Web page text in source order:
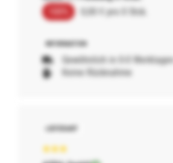
0,00 € pro 0 Stck.
Gewöhnlich in 0-0 Werktagen
Keine Rücknahme